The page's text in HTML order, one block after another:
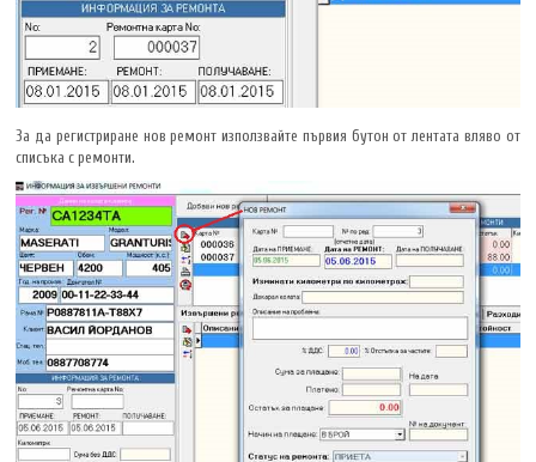
За да регистриране нов ремонт използвайте първия бутон от лентата вляво от
списъка с ремонти.